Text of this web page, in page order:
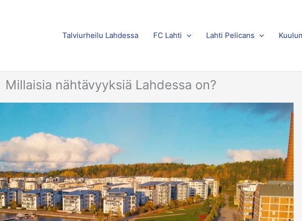
Talviurheilu Lahdessa
FC Lahti Lahti Pelicans
Millaisia nähtävyyksiä Lahdessa on?